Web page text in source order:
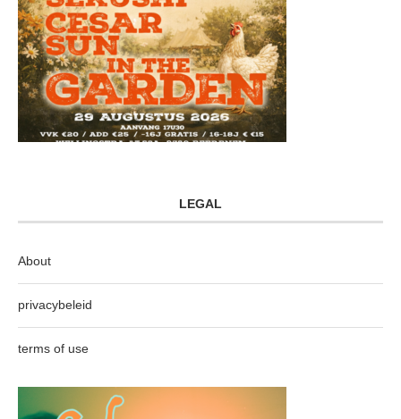
LEGAL
About
privacybeleid
terms of use